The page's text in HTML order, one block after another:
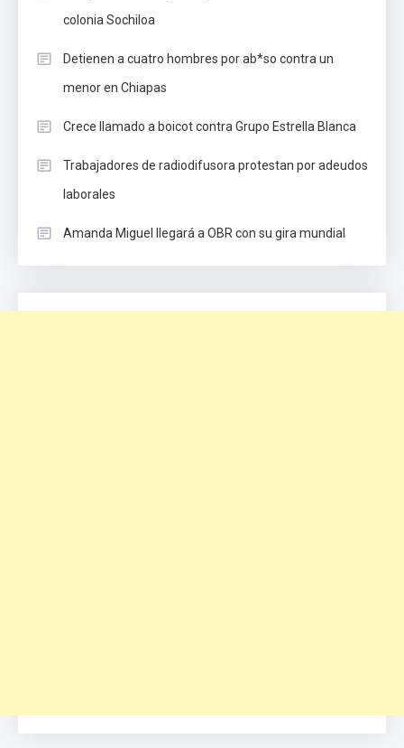
colonia Sochiloa
Detienen a cuatro hombres por ab*so contra un
menor en Chiapas
Crece llamado a boicot contra Grupo Estrella Blanca
Trabajadores de radiodifusora protestan por adeudos
laborales
Amanda Miguel llegará a OBR con su gira mundial